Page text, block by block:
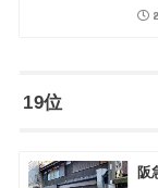
19位
阪